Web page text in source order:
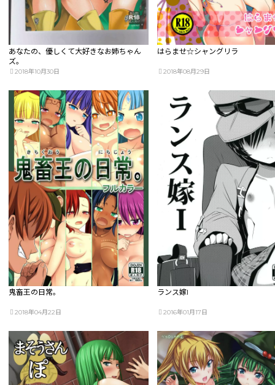
あなたの、優しくて大好きなお姉ちゃん
ズ。
2018年10月30日
はらませ☆シャングリラ
2018年08月29日
鬼畜王の日常。
2018年04月22日
ランス嫁I
2016年01月17日